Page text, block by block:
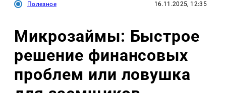
Полезное 16.11.2025, 12:35
Микрозаймы: Быстрое
решение финансовых
проблем или ловушка